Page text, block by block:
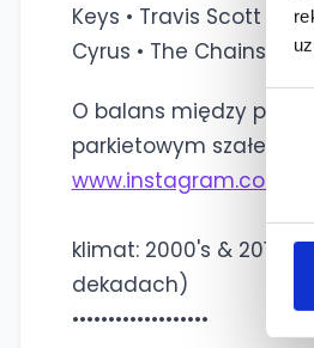
Keys • Travis Scott •
Cyrus • The
O balans między
parkietowym szałem i
www.instagram.com/
klimat: 2000's &
dekadach)
•••••••••••••••••••